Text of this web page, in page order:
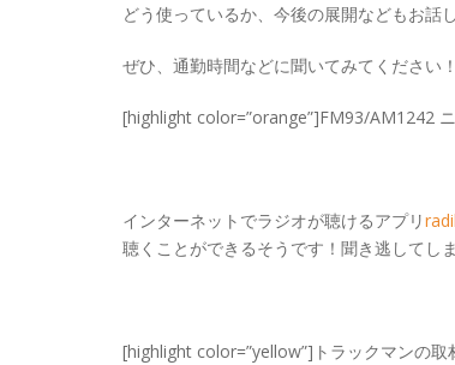
どう使っているか、今後の展開などもお話
ぜひ、通勤時間などに聞いてみてください！
[highlight color=”orange”]FM93/AM1242
インターネットでラジオが聴けるアプリ
聴くことができるそうです！聞き逃してしま
[highlight color=”yellow”]トラックマンの取